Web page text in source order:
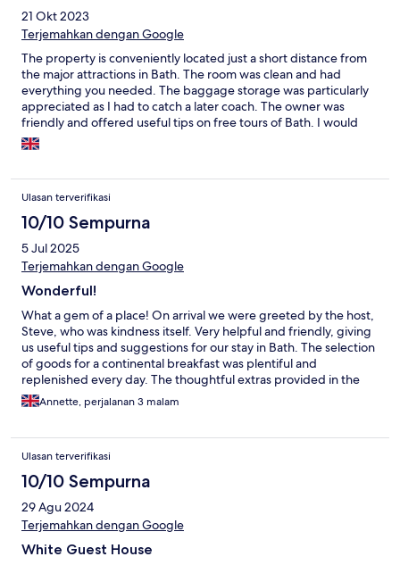
21 Okt 2023
Terjemahkan dengan Google
The property is conveniently located just a short distance from
the major attractions in Bath. The room was clean and had
everything you needed. The baggage storage was particularly
appreciated as I had to catch a later coach. The owner was
friendly and offered useful tips on free tours of Bath. I would
stay there again if I went back to Bath.
Ulasan terverifikasi
10/10 Sempurna
5 Jul 2025
Terjemahkan dengan Google
Wonderful!
What a gem of a place! On arrival we were greeted by the host,
Steve, who was kindness itself. Very helpful and friendly, giving
us useful tips and suggestions for our stay in Bath. The selection
of goods for a continental breakfast was plentiful and
replenished every day. The thoughtful extras provided in the
room makes your visit feel like dropping in at a friends rather
than a b&b. The fan in the bedroom was especially welcome as
this lovely place highly enough. Thank you Steve and The White
House!
Annette, perjalanan 3 malam
Ulasan terverifikasi
10/10 Sempurna
29 Agu 2024
Terjemahkan dengan Google
White Guest House